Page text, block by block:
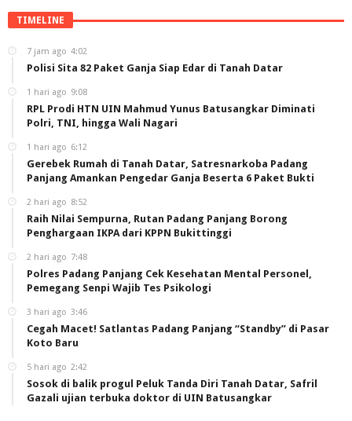
TIMELINE
7 jam ago 4:02
Polisi Sita 82 Paket Ganja Siap Edar di Tanah Datar
1 hari ago 9:08
RPL Prodi HTN UIN Mahmud Yunus Batusangkar Diminati
Polri, TNI, hingga Wali Nagari
1 hari ago 6:12
Gerebek Rumah di Tanah Datar, Satresnarkoba Padang
Panjang Amankan Pengedar Ganja Beserta 6 Paket Bukti
2 hari ago 8:52
Raih Nilai Sempurna, Rutan Padang Panjang Borong
Penghargaan IKPA dari KPPN Bukittinggi
2 hari ago 7:48
Polres Padang Panjang Cek Kesehatan Mental Personel,
Pemegang Senpi Wajib Tes Psikologi
3 hari ago 3:46
Cegah Macet! Satlantas Padang Panjang “Standby” di Pasar
Koto Baru
5 hari ago 2:42
Sosok di balik progul Peluk Tanda Diri Tanah Datar, Safril
Gazali ujian terbuka doktor di UIN Batusangkar